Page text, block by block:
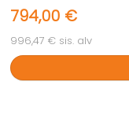
794,00 €
996,47 € sis. alv